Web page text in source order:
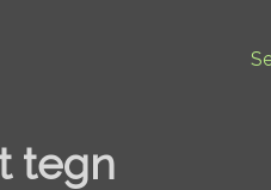
tegn